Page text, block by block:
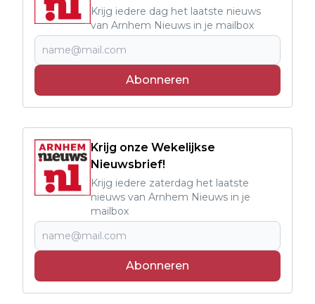
Krijg iedere dag het laatste nieuws
van Arnhem Nieuws in je mailbox
Abonneren
Krijg onze Wekelijkse
Nieuwsbrief!
Krijg iedere zaterdag het laatste
nieuws van Arnhem Nieuws in je
mailbox
Abonneren